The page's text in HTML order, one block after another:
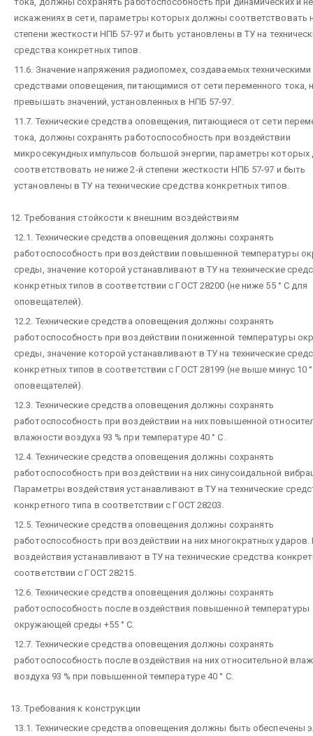
искажениях в сети, параметры которых должны соответствовать
степени жесткости НПБ 57-97 и быть установлены в ТУ на
средства конкретных типов.
11.6. Значение напряжения радиопомех, создаваемых техническими
средствами оповещения, питающимися от сети переменного тока,
превышать значений, установленных в НПБ 57-97.
11.7. Технические средства оповещения, питающиеся от сети
тока, должны сохранять работоспособность при воздействии
микросекундных импульсов большой энергии, параметры
соответствовать не ниже 2-й степени жесткости НПБ 57-97 и быть
установлены в ТУ на технические средства конкретных типов.
12. Требования стойкости к внешним воздействиям
12.1. Технические средства оповещения должны сохранять
работоспособность при воздействии повышенной температуры
среды, значение которой устанавливают в ТУ на технические
конкретных типов в соответствии с ГОСТ 28200 (не ниже 55 ° С для
оповещателей).
12.2. Технические средства оповещения должны сохранять
работоспособность при воздействии пониженной температуры
среды, значение которой устанавливают в ТУ на технические
конкретных типов в соответствии с ГОСТ 28199 (не выше минус 10
оповещателей).
12.3. Технические средства оповещения должны сохранять
работоспособность при воздействии на них повышенной
влажности воздуха 93 % при температуре 40 ° С.
12.4. Технические средства оповещения должны сохранять
работоспособность при воздействии на них синусоидальной
Параметры воздействия устанавливают в ТУ на технические
конкретного типа в соответствии с ГОСТ 28203.
12.5. Технические средства оповещения должны сохранять
работоспособность при воздействии на них многократных
воздействия устанавливают в ТУ на технические средства
соответствии с ГОСТ 28215.
12.6. Технические средства оповещения должны сохранять
работоспособность после воздействия повышенной температуры
окружающей среды +55 ° С.
12.7. Технические средства оповещения должны сохранять
работоспособность после воздействия на них относительной
воздуха 93 % при повышенной температуре 40 ° С.
13. Требования к конструкции
13.1. Технические средства оповещения должны быть обеспечены